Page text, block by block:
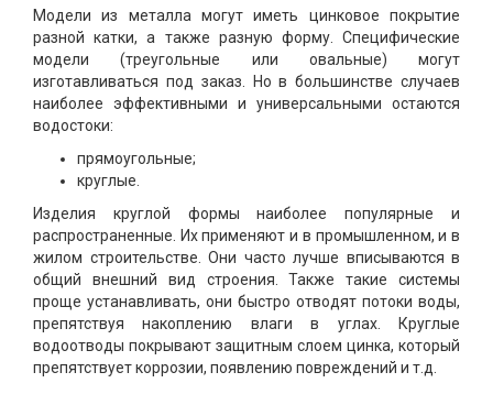
Модели из металла могут иметь цинковое покрытие
разной катки, а также разную форму. Специфические
модели (треугольные или овальные) могут
изготавливаться под заказ. Но в большинстве случаев
наиболее эффективными и универсальными остаются
водостоки:
прямоугольные;
круглые.
Изделия круглой формы наиболее популярные и
распространенные. Их применяют и в промышленном, и в
жилом строительстве. Они часто лучше вписываются в
общий внешний вид строения. Также такие системы
проще устанавливать, они быстро отводят потоки воды,
препятствуя накоплению влаги в углах. Круглые
водоотводы покрывают защитным слоем цинка, который
препятствует коррозии, появлению повреждений и т.д.